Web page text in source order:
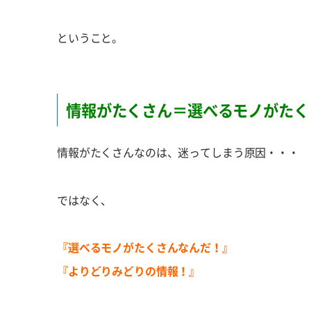
ということ。
情報がたくさん＝選べるモノがた
情報がたくさんなのは、迷ってしまう原因・・・
ではなく、
『選べるモノがたくさんなんだ！』
『よりどりみどりの情報！』